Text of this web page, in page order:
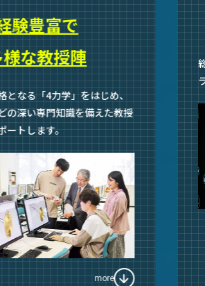
験豊富で
な教授陣
となる「4力学」をはじめ、
の深い専門知識を備えた教授
ートします。
more